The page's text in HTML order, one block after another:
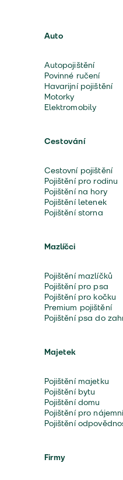
Auto
Autopojištění
Povinné ručení
Havarijní pojištění
Motorky
Elektromobily
Cestování
Cestovní pojištění
Pojištění pro rodinu
Pojištění na hory
Pojištění letenek
Pojištění storna
Mazlíčci
Pojištění mazlíčků
Pojištění pro psa
Pojištění pro kočku
Premium pojištění
Pojištění psa do
Majetek
Pojištění majetku
Pojištění bytu
Pojištění domu
Pojištění pro
Pojištění
Firmy